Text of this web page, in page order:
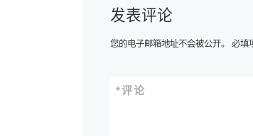
发表评论
您的电子邮箱地址不会被公开。 必填
评论
*